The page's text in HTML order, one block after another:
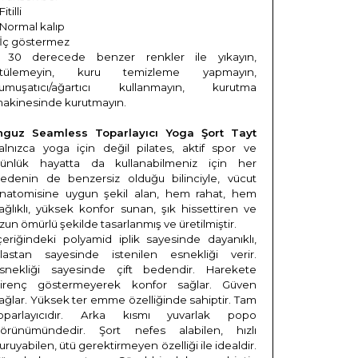
kalıp
göstermez
derecede benzer renkler ile yıkayın,
kuru temizleme yapmayın,
ağartıcı kullanmayın, kurutma
kurutmayın.
Seamless Toparlayıcı Yoga Şort Tayt
yoga için değil pilates, aktif spor ve
hayatta da kullanabilmeniz için her
de benzersiz olduğu bilinciyle, vücut
uygun şekil alan, hem rahat, hem
yüksek konfor sunan, şık hissettiren ve
ömürlü şekilde tasarlanmış ve üretilmiştir.
polyamid iplik sayesinde dayanıklı,
sayesinde istenilen esnekliği verir.
sayesinde çift bedendir. Harekete
göstermeyerek konfor sağlar. Güven
Yüksek ter emme özelliğinde sahiptir. Tam
Arka kısmı yuvarlak popo
Şort nefes alabilen, hızlı
ütü gerektirmeyen özelliği ile idealdir.